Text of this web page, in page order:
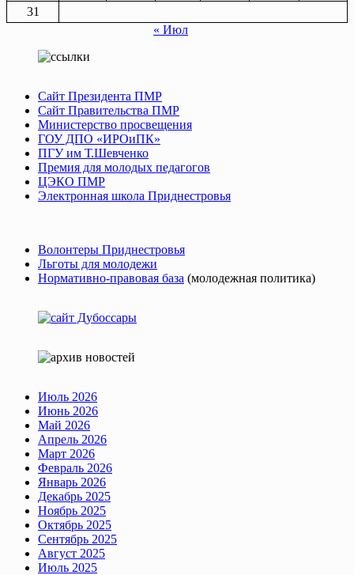
31
« Июл
Сайт Президента ПМР
Сайт Правительства ПМР
Министерство просвещения
ГОУ ДПО «ИРОиПК»
ПГУ им Т.Шевченко
Премия для молодых педагогов
ЦЭКО ПМР
Электронная школа Приднестровья
Волонтеры Приднестровья
Льготы для молодежи
Нормативно-правовая база (молодежная политика)
Июль 2026
Июнь 2026
Май 2026
Апрель 2026
Март 2026
Февраль 2026
Январь 2026
Декабрь 2025
Ноябрь 2025
Октябрь 2025
Сентябрь 2025
Август 2025
Июль 2025